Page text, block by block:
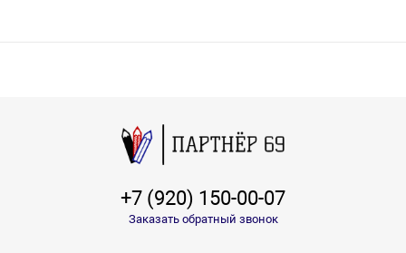
+7 (920) 150-00-07
Заказать обратный звонок